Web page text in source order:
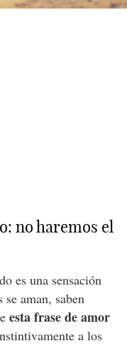
no haremos el
es una sensación
aman, saben
esta frase de amor
a los